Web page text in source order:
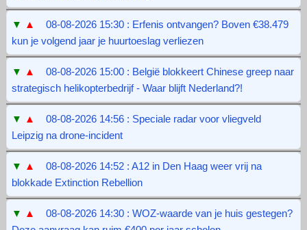
▼ ▲
08-08-2026 15:30 : Erfenis ontvangen? Boven €38.479
kun je volgend jaar je huurtoeslag verliezen
▼ ▲
08-08-2026 15:00 : België blokkeert Chinese greep naar
strategisch helikopterbedrijf - Waar blijft Nederland?!
▼ ▲
08-08-2026 14:56 : Speciale radar voor vliegveld
Leipzig na drone-incident
▼ ▲
08-08-2026 14:52 : A12 in Den Haag weer vrij na
blokkade Extinction Rebellion
▼ ▲
08-08-2026 14:30 : WOZ-waarde van je huis gestegen?